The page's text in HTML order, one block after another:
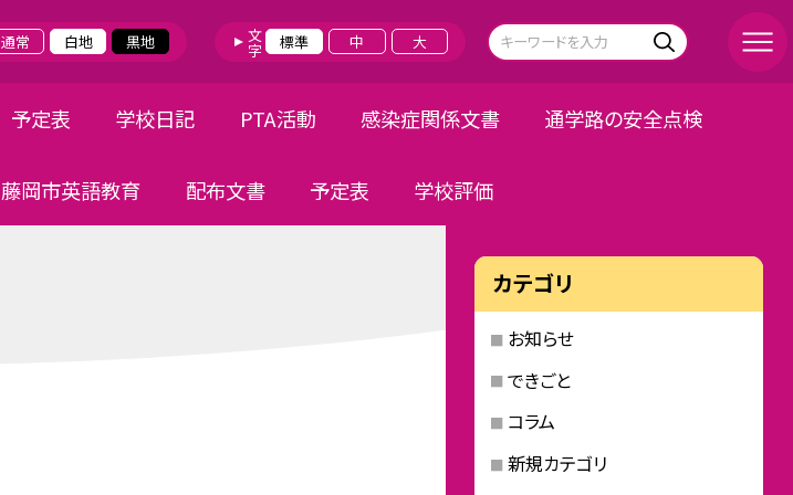
通常 白地 黒地 文字 標準 中 大
予定表 学校日記 PTA活動 感染症関係文書 通学路の安全点検
藤岡市英語教育 配布文書 予定表 学校評価
カテゴリ
お知らせ
できごと
コラム
新規カテゴリ